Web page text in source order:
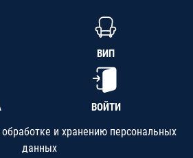
ВИП
ВОЙТИ
и хранению персональных
данных